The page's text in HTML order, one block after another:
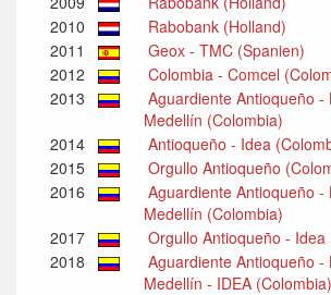
2010
Rabobank (Holland)
2011
Geox - TMC (Spanien)
2012
Colombia - Comcel
2013
Aguardiente Antioqueño -
Medellín (Colombia)
2014
Antioqueño - Idea
2015
Orgullo Antioqueño
2016
Aguardiente Antioqueño -
Medellín (Colombia)
2017
Orgullo Antioqueño - Idea
2018
Aguardiente Antioqueño -
Medellín - IDEA (Colombia)